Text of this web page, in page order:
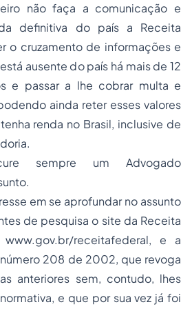
não faça a comunicação e
definitiva do país a Receita
o cruzamento de informações e
ausente do país há mais de 12
e passar a lhe cobrar multa e
ainda reter esses valores
renda no Brasil, inclusive de
sempre um Advogado
em se aprofundar no assunto
de pesquisa o site da Receita
www.gov.br/receitafederal, e a
208 de 2002, que revoga
anteriores sem, contudo, lhes
e que por sua vez já foi